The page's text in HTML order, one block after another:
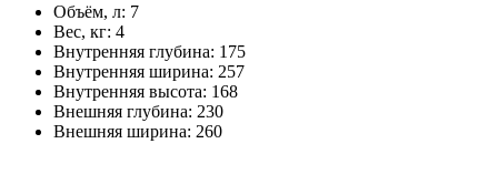
Объём, л: 7
Вес, кг: 4
Внутренняя глубина: 175
Внутренняя ширина: 257
Внутренняя высота: 168
Внешняя глубина: 230
Внешняя ширина: 260